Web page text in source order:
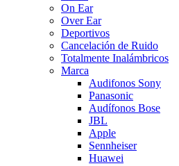
On Ear
Over Ear
Deportivos
Cancelación de Ruido
Totalmente Inalámbricos
Marca
Audifonos Sony
Panasonic
Audífonos Bose
JBL
Apple
Sennheiser
Huawei